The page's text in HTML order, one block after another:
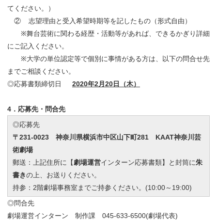
てください。）
② 志望理由と受入希望時期等を記したもの（形式自由）
※舞台芸術に関わる経歴・活動等があれば、できるかぎり詳細
にご記入ください。
※大学の単位認定等で個別に事情がある方は、以下の問合せ先
までご相談ください。
◎応募書類締切日 2020年2月20日（木）
4．応募先・問合先
◎応募先
〒231-0023 神奈川県横浜市中区山下町281 KAAT神奈川芸
術劇場
郵送：上記住所に【劇場運営インターン応募書類】と封筒に朱
書きの上、お送りください。
持参：2階劇場事務室までご持参ください。(10:00～19:00)
◎問合先
劇場運営インターン 制作課 045-633-6500(劇場代表)